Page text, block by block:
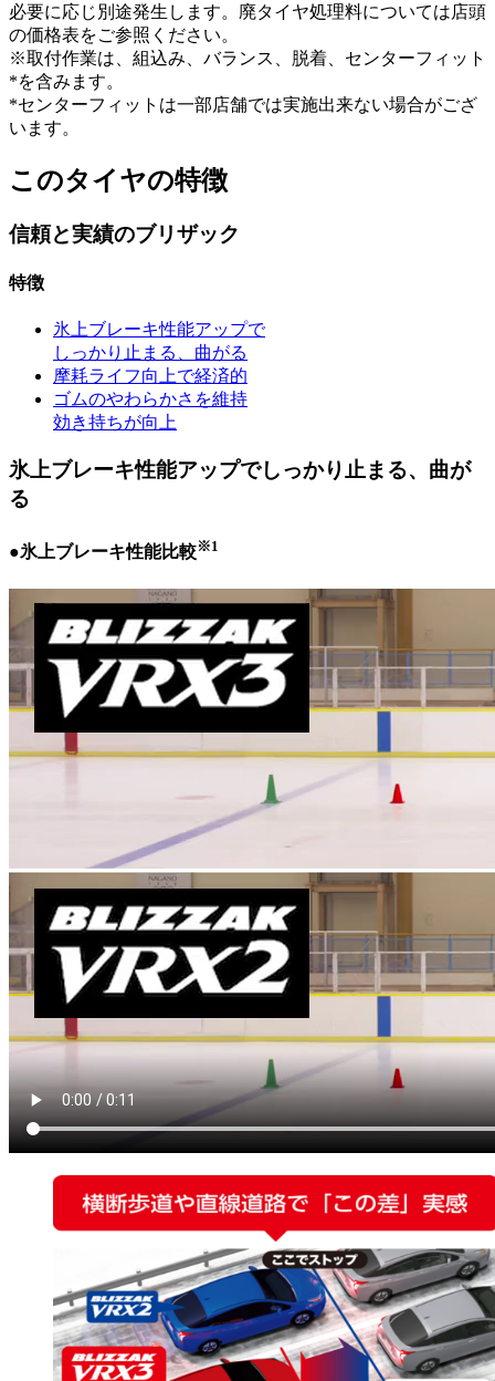
必要に応じ別途発生します。廃タイヤ処理料については店頭
の価格表をご参照ください。
※取付作業は、組込み、バランス、脱着、センターフィット
*を含みます。
*センターフィットは一部店舗では実施出来ない場合がござ
います。
このタイヤの特徴
信頼と実績のブリザック
特徴
氷上ブレーキ性能アップで
しっかり止まる、曲がる
摩耗ライフ向上で経済的
ゴムのやわらかさを維持
効き持ちが向上
氷上ブレーキ性能アップでしっかり止まる、曲が
る
●氷上ブレーキ性能比較※1